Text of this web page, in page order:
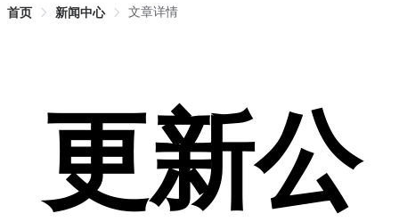
首页 新闻中心 文章详情
更新公